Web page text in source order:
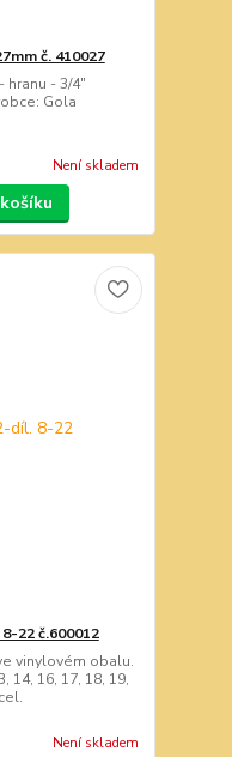
č. 410027
hranu - 3/4"
Gola
Není skladem
22 č.600012
vinylovém obalu.
14, 16, 17, 18, 19,
Není skladem